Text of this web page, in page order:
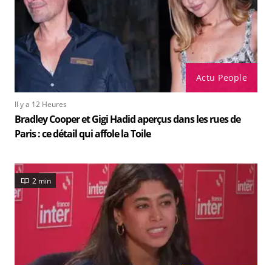
Actu People
Il y a 12 Heures
Bradley Cooper et Gigi Hadid aperçus dans les rues de
Paris : ce détail qui affole la Toile
2 min